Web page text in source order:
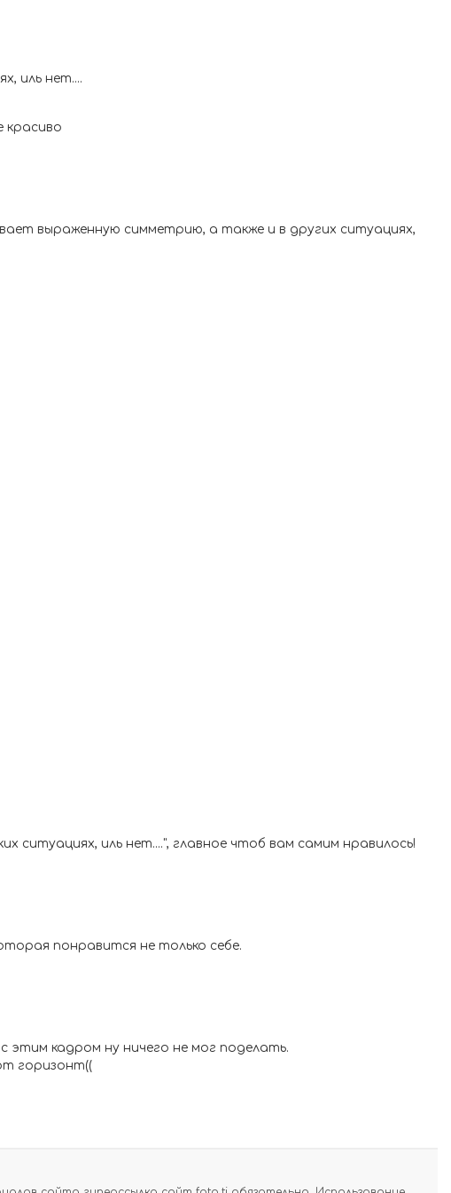
иль нет....
красиво
выраженную симметрию, а также и в других ситуациях,
ситуациях, иль нет....", главное чтоб вам самим нравилось!
понравится не только себе.
этим кадром ну ничего не мог поделать.
горизонт((